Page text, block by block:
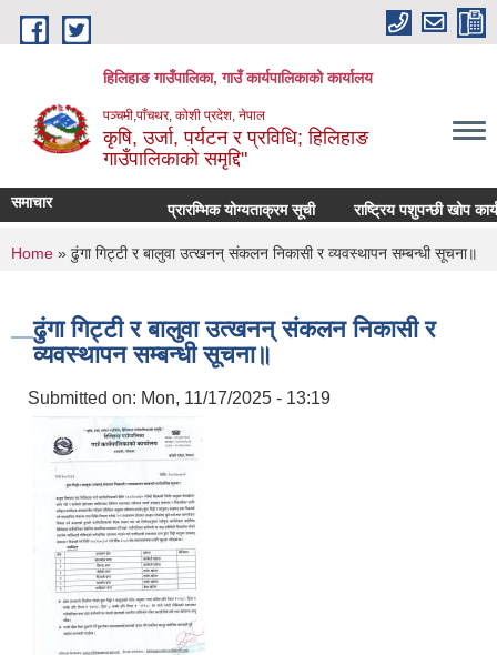
Skip to main content
हिलिहाङ गाउँपालिका, गाउँ कार्यपालिकाको कार्यालय
पञ्चमी,पाँचथर, कोशी प्रदेश, नेपाल
कृषि, उर्जा, पर्यटन र प्रविधि; हिलिहाङ
गाउँपालिकाको समृद्दि"
समाचार प्रारम्भिक योग्यताक्रम सूची राष्ट्रिय पशुपन्छी खोप
You are here
Home » ढुंगा गिट्टी र बालुवा उत्खनन् संकलन निकासी र व्यवस्थापन सम्बन्धी सूचना॥
ढुंगा गिट्टी र बालुवा उत्खनन् संकलन निकासी र
व्यवस्थापन सम्बन्धी सूचना॥
Submitted on: Mon, 11/17/2025 - 13:19